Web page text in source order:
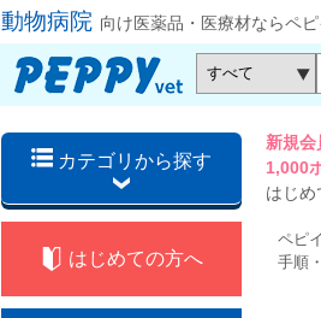
動物病院 向け医薬品・医療材ならペ
カテゴリから探す
新規
1,000
はじめ
はじめての方へ
ペピ
手順